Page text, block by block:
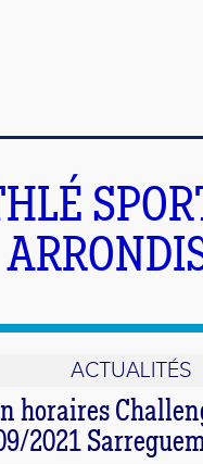
ACTUALITÉS
horaires
2021